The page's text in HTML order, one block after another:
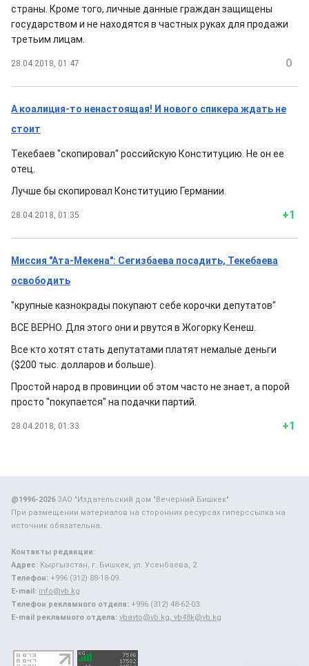
страны. Кроме того, личные данные граждан защищены
государством и не находятся в частных руках для продажи
третьим лицам.
28.04.2018, 01:47 0
А коалиция-то ненастоящая! И нового спикера ждать не
стоит
Текебаев "скопировал" российскую Конституцию. Не он ее
отец.
Лучше бы скопировал Конституцию Германии.
28.04.2018, 01:35 +1
Миссия "Ата-Мекена": Сегизбаева посадить, Текебаева
освободить
"крупные казнокрады покупают себе корочки депутатов"
ВСЕ ВЕРНО. Для этого они и рвутся в Жогорку Кенеш.
Все кто хотят стать депутатами платят немалые деньги
($200 тыс. долларов и больше).
Простой народ в провинции об этом часто не знает, а порой
просто "покупается" на подачки партий.
28.04.2018, 01:33 +1
@1996-2026ЗАО "Издательский дом "Вечерний Бишкек"
При размещении материалов на сторонних ресурсах гиперссылка на
источник обязательна.
Контакты редакции:
Адрес: Кыргызстан, г. Бишкек, ул. Усенбаева, 2.
Телефон: +996 (312) 88-18-09.
E-mail: info@vb.kg
Телефон рекламного отдела: +996 (312) 48-62-03.
E-mail рекламного отдела: vbavto@vb.kg, vb48k@vb.kg